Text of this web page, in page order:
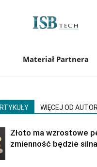
Materiał Partnera
WIĘCEJ OD
Złoto ma wzrostowe
zmienność będzie silna